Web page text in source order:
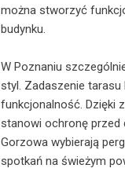
można stworzyć
budynku.
W Poznaniu
styl. Zadaszenie
funkcjonalność. Dzięki
stanowi ochronę przed
Gorzowa wybierają
spotkań na świeżym